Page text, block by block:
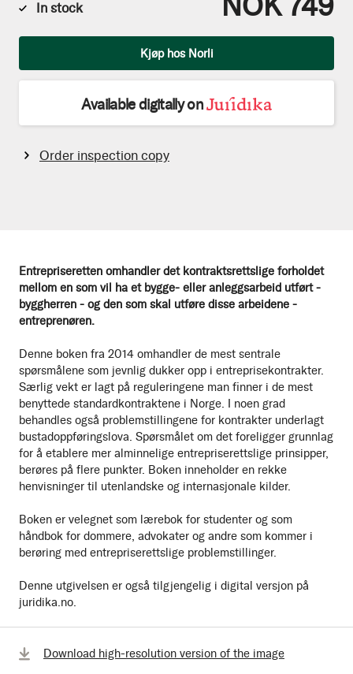
Entrepriseretten omhandler det kontraktsrettslige forholdet
mellom en som vil ha et bygge- eller anleggsarbeid utført -
byggherren - og den som skal utføre disse arbeidene -
entreprenøren.
Denne boken fra 2014 omhandler de mest sentrale
spørsmålene som jevnlig dukker opp i entreprisekontrakter.
Særlig vekt er lagt på reguleringene man finner i de mest
benyttede standardkontraktene i Norge. I noen grad
behandles også problemstillingene for kontrakter underlagt
bustadoppføringslova. Spørsmålet om det foreligger grunnlag
for å etablere mer alminnelige entrepriserettslige prinsipper,
berøres på flere punkter. Boken inneholder en rekke
henvisninger til utenlandske og internasjonale kilder.
Boken er velegnet som lærebok for studenter og som
håndbok for dommere, advokater og andre som kommer i
berøring med entrepriserettslige problemstillinger.
Denne utgivelsen er også tilgjengelig i digital versjon på
juridika.no.
In stock
Kjøp hos Norli
Available digitally on
Order inspection copy
Download high-resolution version of the image